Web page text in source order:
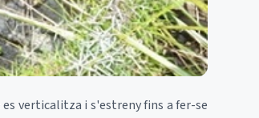
verticalitza i s'estreny fins a fer-se